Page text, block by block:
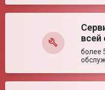
Высота сиденья (±
5%)
500-
Ключевые
Особенности
Легко
всей
более